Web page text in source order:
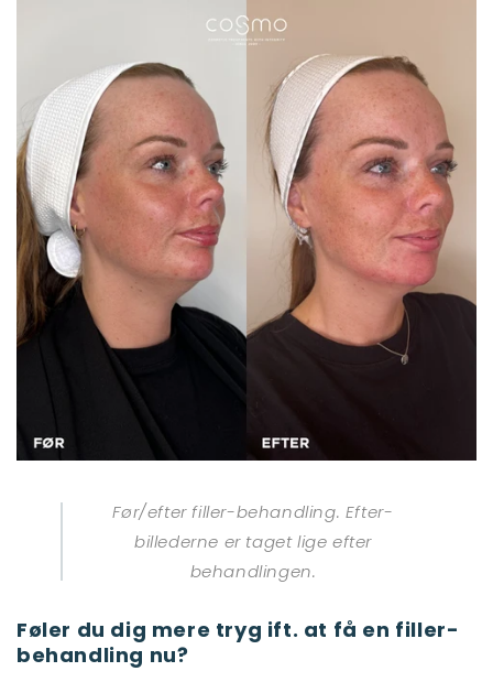
Før/efter filler-behandling. Efter-
billederne er taget lige efter
behandlingen.
Føler du dig mere tryg ift. at få en filler-
behandling nu?